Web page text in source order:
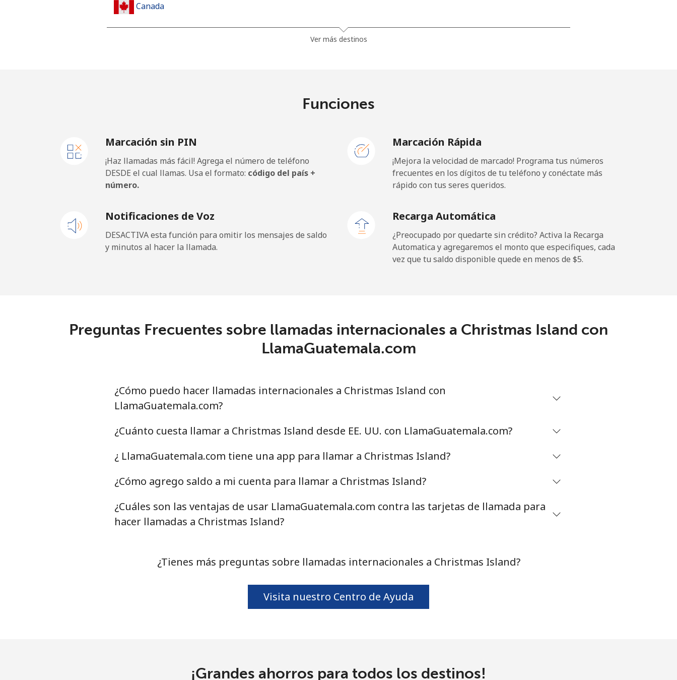
Canada
Caribbean Netherlands
Línea fija ⁦23.5¢⁩ 42 min por ⁦$10⁩ -
Cayman Islands
Línea fija 50 min por ⁦$10⁩ -
Línea fija ⁦88.5¢⁩ 11 min por ⁦$10⁩ -
13 min por ⁦$10⁩
Línea fija
Celular ⁦71.5¢⁩ 13 min por ⁦$10⁩
Celular ⁦1.6¢⁩
China
204 min por ⁦$10⁩
Ver más destinos
Funciones
Marcación sin PIN
¡Haz llamadas más fácil! Agrega el número de teléfono
DESDE el cual llamas. Usa el formato: código del país +
número.
Marcación Rápida
¡Mejora la velocidad de marcado! Programa tus números
frecuentes en los dígitos de tu teléfono y conéctate más
rápido con tus seres queridos.
Notificaciones de Voz
DESACTIVA esta función para omitir los mensajes de saldo
y minutos al hacer la llamada.
Recarga Automática
¿Preocupado por quedarte sin crédito? Activa la Recarga
Automatica y agregaremos el monto que especifiques, cada
vez que tu saldo disponible quede en menos de ⁦$5⁩.
Preguntas Frecuentes sobre llamadas internacionales a Christmas Island con
LlamaGuatemala.com
¿Cómo puedo hacer llamadas internacionales a Christmas Island con
LlamaGuatemala.com?
¿Cuánto cuesta llamar a Christmas Island desde EE. UU. con LlamaGuatemala.com?
¿ LlamaGuatemala.com tiene una app para llamar a Christmas Island?
¿Cómo agrego saldo a mi cuenta para llamar a Christmas Island?
¿Cuáles son las ventajas de usar LlamaGuatemala.com contra las tarjetas de llamada para
hacer llamadas a Christmas Island?
¿Tienes más preguntas sobre llamadas internacionales a Christmas Island?
Visita nuestro Centro de Ayuda
¡Grandes ahorros para todos los destinos!